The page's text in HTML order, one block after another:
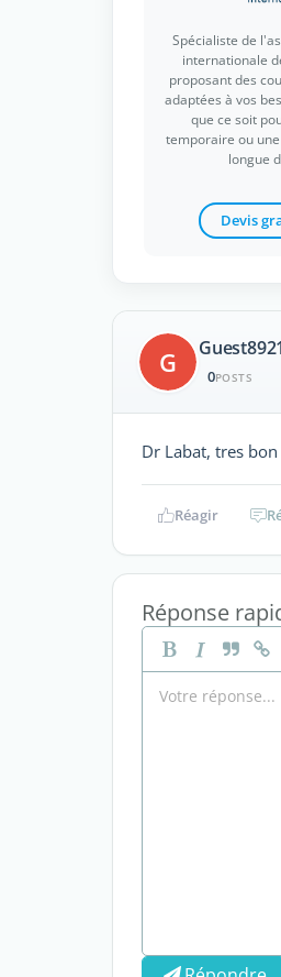
Spécialiste de
internationale
proposant des
adaptées à vos
que ce soit
temporaire ou
longue
Devis
G 0POSTS
Dr Labat, tres
Réagir
Réponse